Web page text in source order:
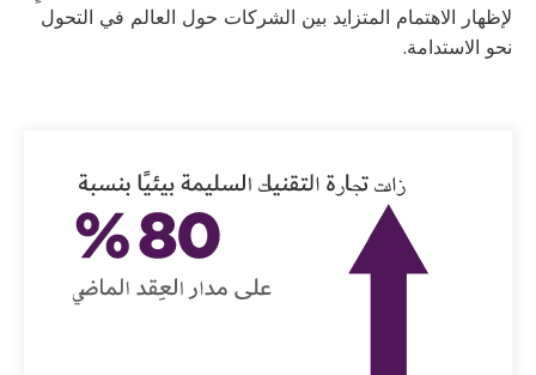
لإظهار الاهتمام المتزايد بين الشركات حول العالم في التحول
نحو الاستدامة.